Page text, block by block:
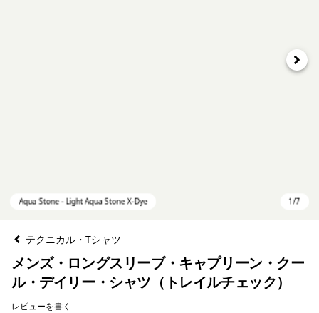
次へ
テクニカル・Tシャツ
メンズ・ロングスリーブ・キャプリーン・クー
ル・デイリー・シャツ（トレイルチェック）
レビューを書く